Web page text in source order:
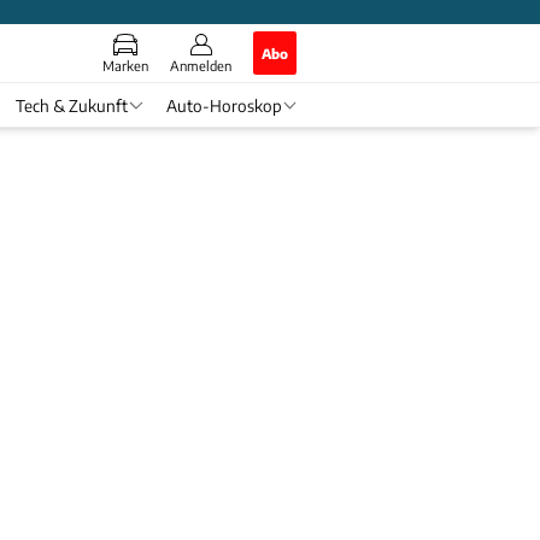
Marken Anmelden
Abo
Tech & Zukunft Auto-Horoskop